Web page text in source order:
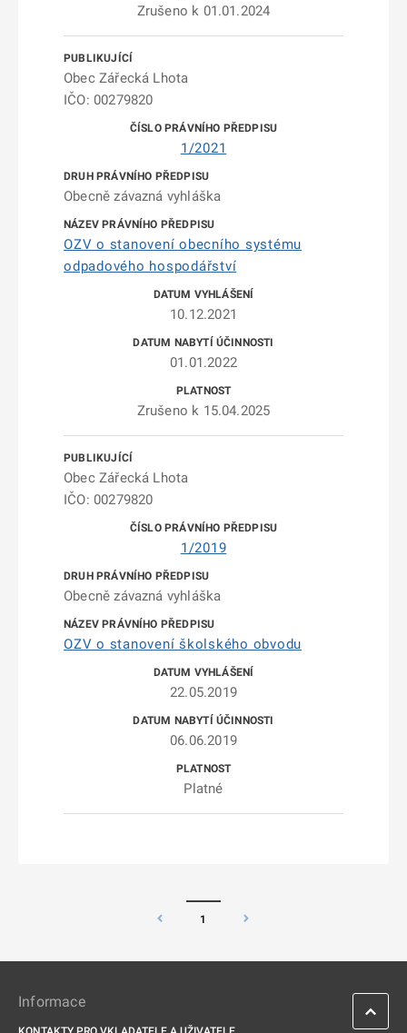
Zrušeno k 01.01.2024
Obec Zářecká Lhota
IČO: 00279820
1/2021
Obecně závazná vyhláška
OZV o stanovení obecního systému
odpadového hospodářství
10.12.2021
01.01.2022
Zrušeno k 15.04.2025
Obec Zářecká Lhota
IČO: 00279820
1/2019
Obecně závazná vyhláška
OZV o stanovení školského obvodu
22.05.2019
06.06.2019
Platné
1
Informace